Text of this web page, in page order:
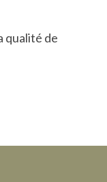
qualité de